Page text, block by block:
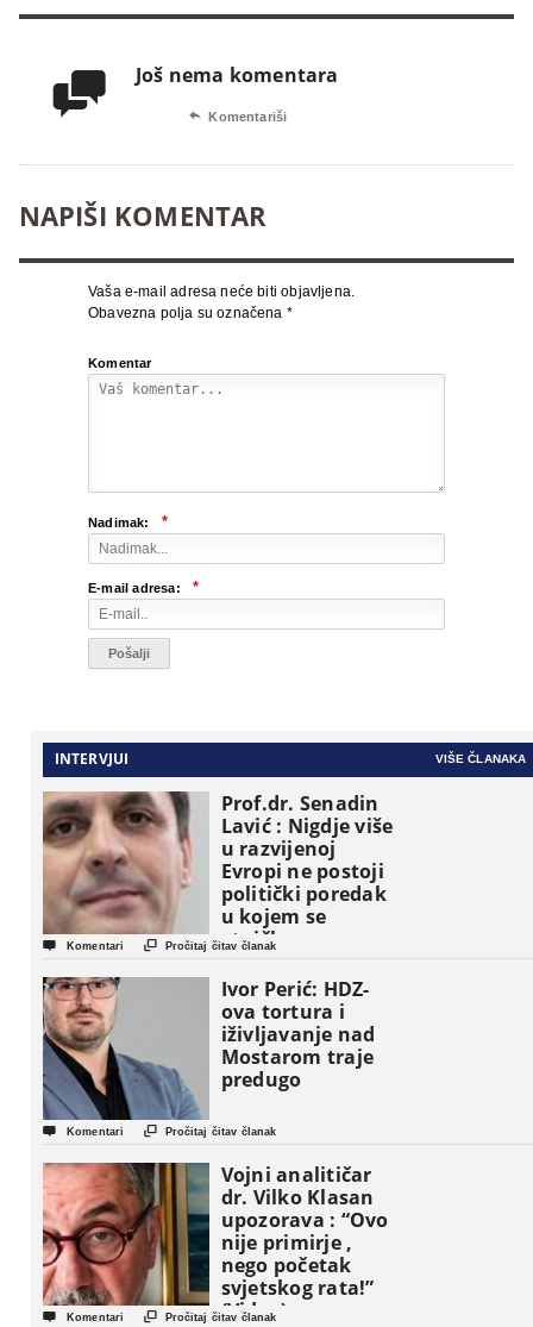
 Još nema komentara
 Komentariši
NAPIŠI KOMENTAR
Vaša e-mail adresa neće biti objavljena.
Obavezna polja su označena *
Komentar
Nadimak: *
E-mail adresa: *
INTERVJUI VIŠE ČLANAKA
Prof.dr. Senadin
Lavić : Nigdje više
u razvijenoj
Evropi ne postoji
politički poredak
u kojem se
etničke grupe
pojavljuju kao
osnovne
političke jedinice
 Komentari  Pročitaj čitav članak
Ivor Perić: HDZ-
ova tortura i
iživljavanje nad
Mostarom traje
predugo
 Komentari  Pročitaj čitav članak
Vojni analitičar
dr. Vilko Klasan
upozorava : “Ovo
nije primirje ,
nego početak
svjetskog rata!”
(Video)
 Komentari  Pročitaj čitav članak